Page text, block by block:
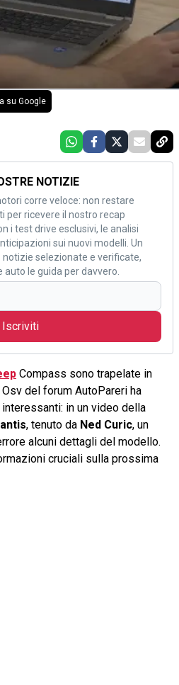
su Google
NOTIZIE
corre veloce: non restare
per ricevere il nostro recap
i test drive esclusivi, le analisi
sui nuovi modelli. Un
selezionate e verificate,
auto le guida per davvero.
Iscriviti
Compass sono trapelate in
del forum AutoPareri ha
in un video della
, tenuto da Ned Curic, un
alcuni dettagli del modello.
cruciali sulla prossima